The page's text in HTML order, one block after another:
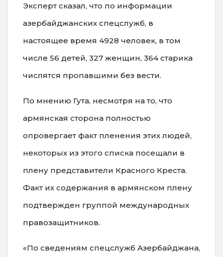
Эксперт сказал, что по информации
азербайджанских спецслужб, в
настоящее время 4928 человек, в том
числе 56 детей, 327 женщин, 364 старика
числятся пропавшими без вести.
По мнению Гута, несмотря на то, что
армянская сторона полностью
опровергает факт пленения этих людей,
некоторых из этого списка посещали в
плену представители Красного Креста.
Факт их содержания в армянском плену
подтвержден группой международных
правозащитников.
«По сведениям спецслужб Азербайджана,